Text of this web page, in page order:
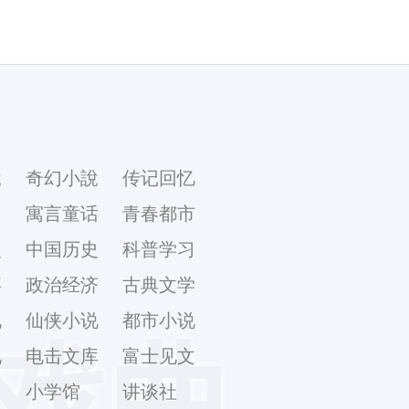
奇幻小說
传记回忆
寓言童话
青春都市
中国历史
科普学习
政治经济
古典文学
仙侠小说
都市小说
电击文库
富士见文
库
小学馆 讲谈社